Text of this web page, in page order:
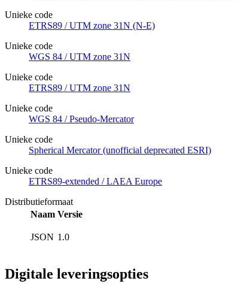
Unieke code
ETRS89 / UTM zone 31N (N-E)
Unieke code
WGS 84 / UTM zone 31N
Unieke code
ETRS89 / UTM zone 31N
Unieke code
WGS 84 / Pseudo-Mercator
Unieke code
Spherical Mercator (unofficial deprecated ESRI)
Unieke code
ETRS89-extended / LAEA Europe
Distributieformaat
Naam Versie
JSON 1.0
Digitale leveringsopties